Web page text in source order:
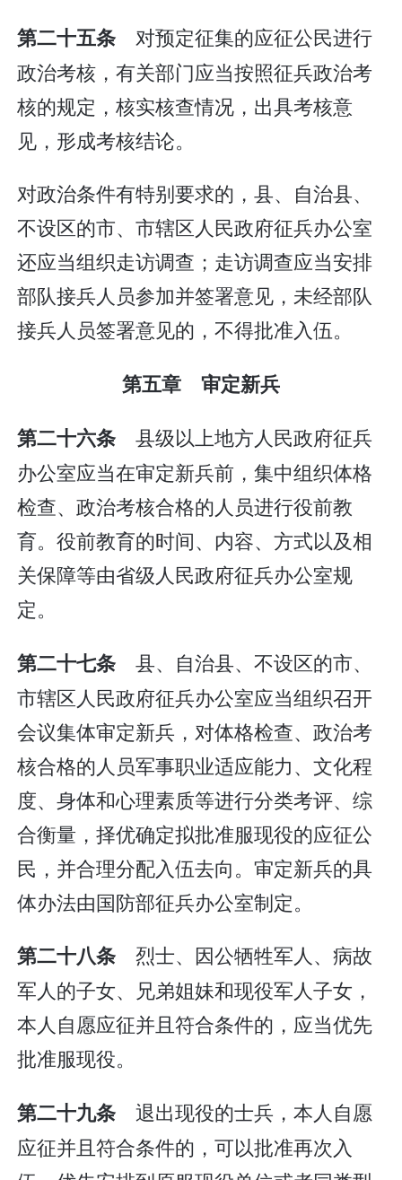
第二十五条 对预定征集的应征公民进行
政治考核，有关部门应当按照征兵政治考
核的规定，核实核查情况，出具考核意
见，形成考核结论。
对政治条件有特别要求的，县、自治县、
不设区的市、市辖区人民政府征兵办公室
还应当组织走访调查；走访调查应当安排
部队接兵人员参加并签署意见，未经部队
接兵人员签署意见的，不得批准入伍。
第五章 审定新兵
第二十六条 县级以上地方人民政府征兵
办公室应当在审定新兵前，集中组织体格
检查、政治考核合格的人员进行役前教
育。役前教育的时间、内容、方式以及相
关保障等由省级人民政府征兵办公室规
定。
第二十七条 县、自治县、不设区的市、
市辖区人民政府征兵办公室应当组织召开
会议集体审定新兵，对体格检查、政治考
核合格的人员军事职业适应能力、文化程
度、身体和心理素质等进行分类考评、综
合衡量，择优确定拟批准服现役的应征公
民，并合理分配入伍去向。审定新兵的具
体办法由国防部征兵办公室制定。
第二十八条 烈士、因公牺牲军人、病故
军人的子女、兄弟姐妹和现役军人子女，
本人自愿应征并且符合条件的，应当优先
批准服现役。
第二十九条 退出现役的士兵，本人自愿
应征并且符合条件的，可以批准再次入